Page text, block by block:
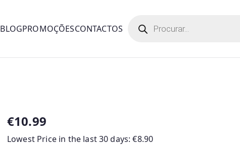
BLOGPROMOÇÕESCONTACTOS search
€10.99
Lowest Price in the last 30 days:€8.90